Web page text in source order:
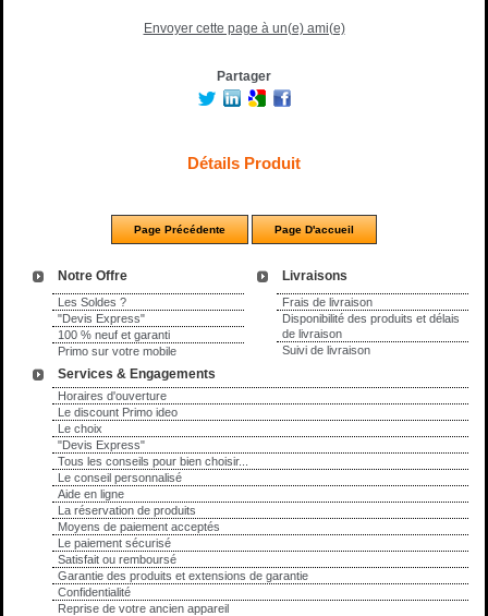
Notre Offre
Les Soldes ?
"Devis Express"
100 % neuf et garanti
Primo sur votre mobile
Livraisons
Frais de livraison
Disponibilité des produits et délais
de livraison
Suivi de livraison
Services & Engagements
Horaires d'ouverture
Le discount Primo ideo
Le choix
"Devis Express"
Tous les conseils pour bien choisir...
Le conseil personnalisé
Aide en ligne
La réservation de produits
Moyens de paiement acceptés
Le paiement sécurisé
Satisfait ou remboursé
Garantie des produits et extensions de garantie
Confidentialité
Reprise de votre ancien appareil
Envoyer cette page à un(e) ami(e)
Partager
Détails Produit